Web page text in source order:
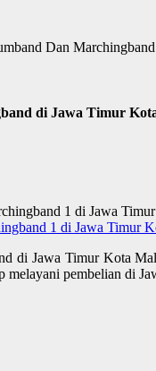
Dan
di Jawa Timur
1 di Jawa Timur
di Jawa Timur Kota
melayani pembelian di